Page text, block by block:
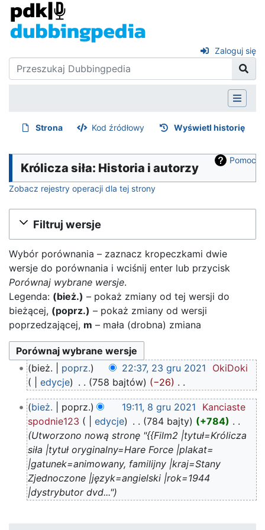
Zaloguj się
Strona Kod źródłowy Wyświetl historię
Pomoc
Królicza siła: Historia i autorzy
Zobacz rejestry operacji dla tej strony
Filtruj wersje
Wybór porównania – zaznacz kropeczkami dwie
wersje do porównania i wciśnij enter lub przycisk
Porównaj wybrane wersje.
Legenda: (bież.) – pokaż zmiany od tej wersji do
bieżącej, (poprz.) – pokaż zmiany od wersji
poprzedzającej, m – mała (drobna) zmiana
23
2021
bież. poprz. 22:37, 23 gru 2021
OkiDoki
edycje
758 bajtów −26
i
e
p
o
d
a
n
2021
bież. poprz. 19:11, 8 gru 2021
Kanciaste
spodnie123
edycje 784 bajty +784
Utworzono nową stronę "{{Film2 |tytuł=Królicza
siła |tytuł oryginalny=Hare Force |plakat=
|gatunek=animowany, familijny |kraj=Stany
Zjednoczone |język=angielski |rok=1944
|dystrybutor dvd..."